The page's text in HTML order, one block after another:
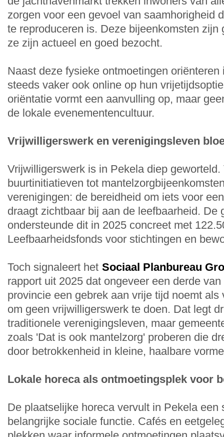
zorgen voor een gevoel van saamhorigheid
te reproduceren is. Deze bijeenkomsten
ze zijn actueel en goed bezocht.
Naast deze fysieke ontmoetingen oriënteren
steeds vaker ook online op hun
oriëntatie vormt een aanvulling op, maar
de lokale evenementencultuur.
Vrijwilligerswerk en verenigingsleven
Vrijwilligerswerk is in Pekela diep geworteld.
buurtinitiatieven tot
verenigingen: de bereidheid om iets voor
draagt zichtbaar bij aan de leefbaarheid. De
ondersteunde dit in 2025 concreet met
Leefbaarheidsfonds voor stichtingen en
Toch signaleert het Sociaal Planbureau
rapport uit 2025 dat ongeveer een derde
provincie een gebrek aan vrije tijd noemt als
om geen vrijwilligerswerk te doen. Dat legt
traditionele verenigingsleven, maar
zoals 'Dat is ook mantelzorg' proberen die
door betrokkenheid in kleine, haalbare
Lokale horeca als ontmoetingsplek voor
De plaatselijke horeca vervult in Pekela een
belangrijke sociale functie. Cafés en